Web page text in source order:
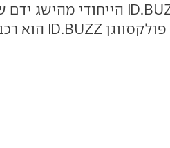
פולקסווגן ID.BUZZ הוא רכב מסחרי שעושה חשק.